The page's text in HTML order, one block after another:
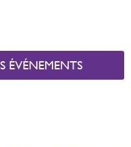
ÉVÉNEMENTS